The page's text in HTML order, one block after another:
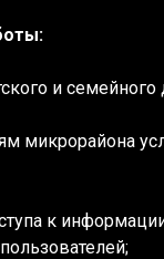
и семейного
микрорайона
к